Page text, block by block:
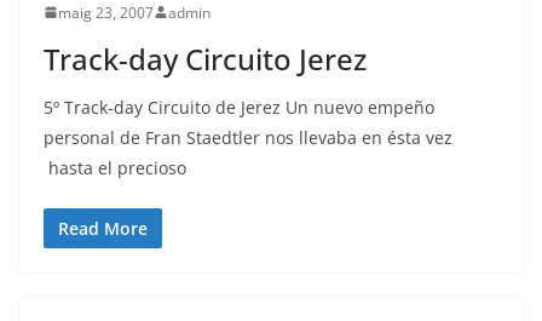
maig 23, 2007 admin
Track-day Circuito Jerez
5º Track-day Circuito de Jerez Un nuevo empeño
personal de Fran Staedtler nos llevaba en ésta vez
hasta el precioso
Read More